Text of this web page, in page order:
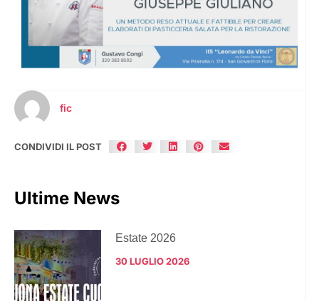
fic
CONDIVIDI IL POST
Ultime News
Estate 2026
30 LUGLIO 2026